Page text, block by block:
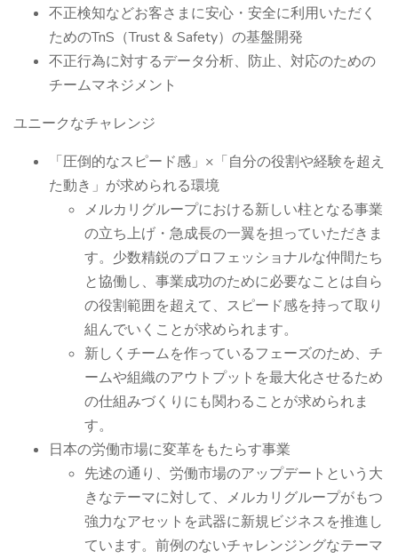
不正検知などお客さまに安心・安全に利用いただく
ためのTnS（Trust & Safety）の基盤開発
不正行為に対するデータ分析、防止、対応のための
チームマネジメント
ユニークなチャレンジ
「圧倒的なスピード感」×「自分の役割や経験を超え
た動き」が求められる環境
メルカリグループにおける新しい柱となる事業
の立ち上げ・急成長の一翼を担っていただきま
す。少数精鋭のプロフェッショナルな仲間たち
と協働し、事業成功のために必要なことは自ら
の役割範囲を超えて、スピード感を持って取り
組んでいくことが求められます。
新しくチームを作っているフェーズのため、チ
ームや組織のアウトプットを最大化させるため
の仕組みづくりにも関わることが求められま
す。
日本の労働市場に変革をもたらす事業
先述の通り、労働市場のアップデートという大
きなテーマに対して、メルカリグループがもつ
強力なアセットを武器に新規ビジネスを推進し
ています。前例のないチャレンジングなテーマ